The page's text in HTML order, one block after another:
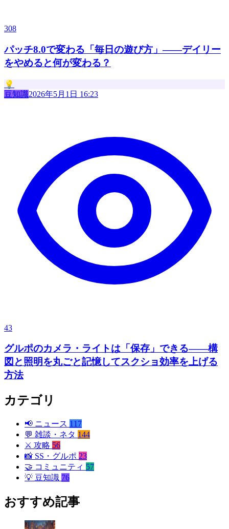
308
パッチ8.0で変わる「毎日の遊び方」——デイリー
をやめると何が変わる？
💡
豆知識2026年5月1日 16:23
43
グルポのカメラ・ライトは「保存」できる——構
図と照明を丸ごと記憶してスクショ効率を上げる
方法
カテゴリ
📢 ニュース 117
💬 雑談・ネタ 144
⚔️ 攻略 56
📸 SS・グルポ 23
🤝 コミュニティ 57
💡 豆知識 76
おすすめ記事